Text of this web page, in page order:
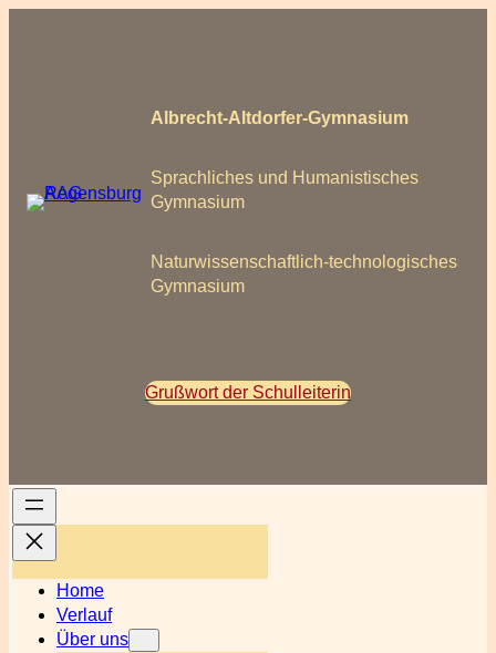
Albrecht-Altdorfer-Gymnasium
Sprachliches und Humanistisches
Gymnasium
Naturwissenschaftlich-technologisches
Gymnasium
Grußwort der Schulleiterin
Home
Verlauf
Über uns